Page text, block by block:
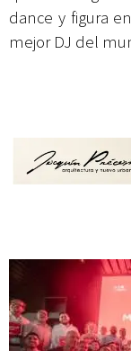
dance y figura
mejor DJ del